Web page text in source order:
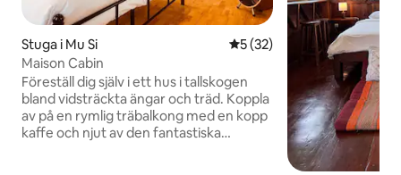
Stuga i Mu Si 5 av 5 i genomsnittligt
5 (32)
Maison Cabin
Föreställ dig själv i ett hus i tallskogen
bland vidsträckta ängar och träd. Koppla
av på en rymlig träbalkong med en kopp
kaffe och njut av den fantastiska